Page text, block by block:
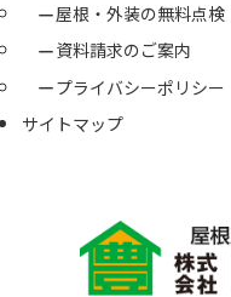
屋根・外装の無料点検
資料請求のご案内
プライバシーポリシー
サイトマップ